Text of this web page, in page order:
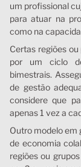
um profissional
para atuar na
como na
Certas regiões
por um ciclo
bimestrais.
de gestão
considere que
apenas 1 vez a
Outro modelo em
de economia
regiões ou